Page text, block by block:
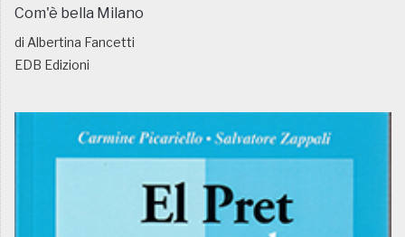
Com'è bella Milano
di Albertina Fancetti
EDB Edizioni